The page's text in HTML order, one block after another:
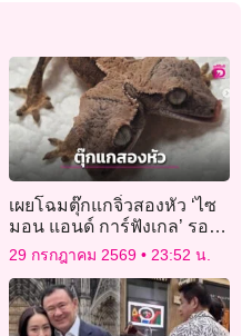
เผยโฉมตุ๊กแกจิ๋วสองหัว ‘ไซ
มอน แอนด์ การ์ฟังเกล’ รอด
ชีวิตครบ 1 เดือน
29 กรกฎาคม 2569 23:52 น.